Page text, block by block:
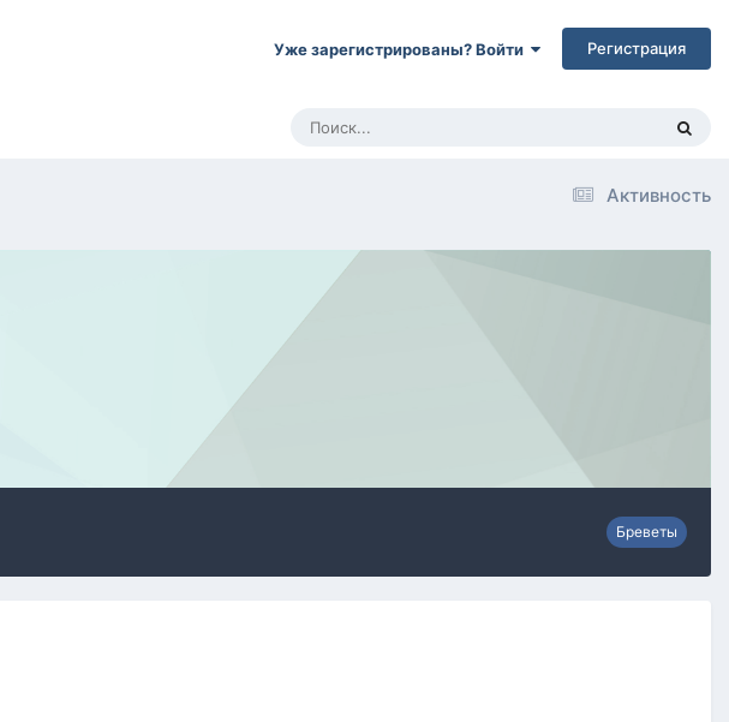
Уже зарегистрированы? Войти Регистрация
Активность
Бреветы